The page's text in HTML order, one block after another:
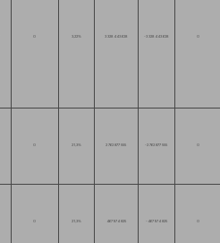
0 3,22% 3 328 443 628 -3 328 443 628 0
0 21,3% 2 762 877 555 -2 762 877 555 0
0 21,3% 467 974 825 -467 974 825 0